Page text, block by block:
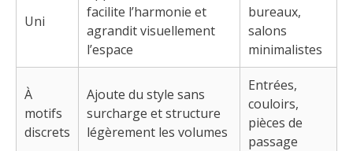
Uni
facilite l’harmonie et
agrandit visuellement
l’espace
bureaux,
salons
minimalistes
À
motifs
discrets
Ajoute du style sans
surcharge et structure
légèrement les volumes
Entrées,
couloirs,
pièces de
passage